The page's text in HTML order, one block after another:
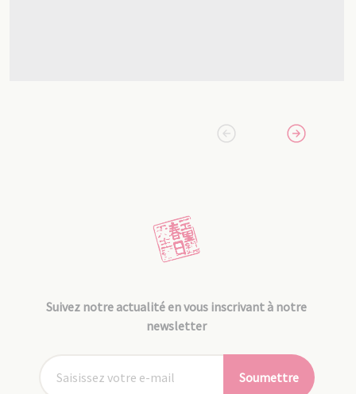
Suivez notre actualité en vous inscrivant à notre
newsletter
Soumettre